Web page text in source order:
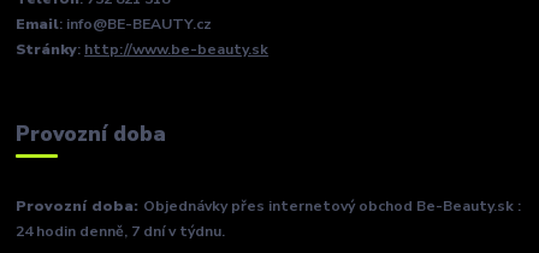
Email: info@BE-BEAUTY.cz
Stránky: http://www.be-beauty.sk
Provozní doba
Provozní doba: Objednávky přes internetový obchod Be-Beauty.sk :
24 hodin denně, 7 dní v týdnu.